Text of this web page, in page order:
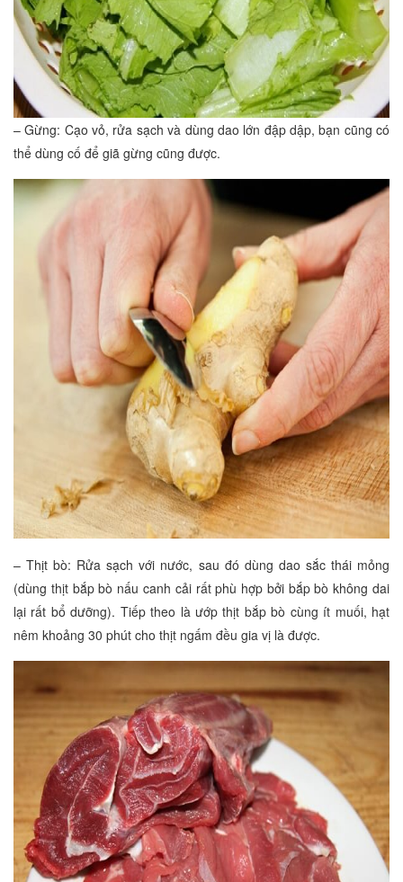
– Gừng: Cạo vỏ, rửa sạch và dùng dao lớn đập dập, bạn cũng có
thể dùng cố để giã gừng cũng được.
– Thịt bò: Rửa sạch với nước, sau đó dùng dao sắc thái mỏng
(dùng thịt bắp bò nấu canh cải rất phù hợp bởi bắp bò không dai
lại rất bổ dưỡng). Tiếp theo là ướp thịt bắp bò cùng ít muối, hạt
nêm khoảng 30 phút cho thịt ngấm đều gia vị là được.